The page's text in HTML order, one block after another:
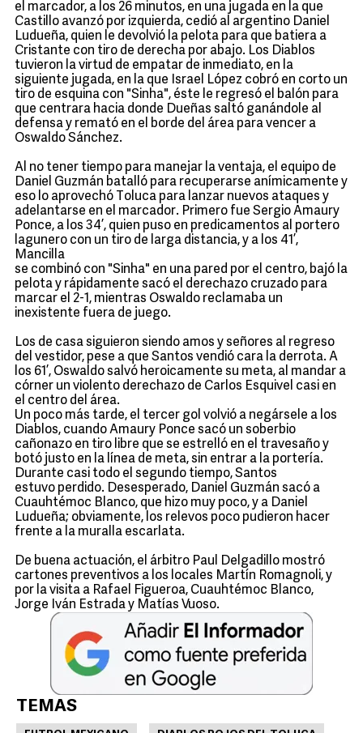
el marcador, a los 26 minutos, en una jugada en la que
Castillo avanzó por izquierda, cedió al argentino Daniel
Ludueña, quien le devolvió la pelota para que batiera a
Cristante con tiro de derecha por abajo. Los Diablos
tuvieron la virtud de empatar de inmediato, en la
siguiente jugada, en la que Israel López cobró en corto un
tiro de esquina con "Sinha", éste le regresó el balón para
que centrara hacia donde Dueñas saltó ganándole al
defensa y remató en el borde del área para vencer a
Oswaldo Sánchez.
Al no tener tiempo para manejar la ventaja, el equipo de
Daniel Guzmán batalló para recuperarse anímicamente y
eso lo aprovechó Toluca para lanzar nuevos ataques y
adelantarse en el marcador. Primero fue Sergio Amaury
Ponce, a los 34’, quien puso en predicamentos al portero
lagunero con un tiro de larga distancia, y a los 41’,
Mancilla
se combinó con "Sinha" en una pared por el centro, bajó la
pelota y rápidamente sacó el derechazo cruzado para
marcar el 2-1, mientras Oswaldo reclamaba un
inexistente fuera de juego.
Los de casa siguieron siendo amos y señores al regreso
del vestidor, pese a que Santos vendió cara la derrota. A
los 61’, Oswaldo salvó heroicamente su meta, al mandar a
córner un violento derechazo de Carlos Esquivel casi en
el centro del área.
Un poco más tarde, el tercer gol volvió a negársele a los
Diablos, cuando Amaury Ponce sacó un soberbio
cañonazo en tiro libre que se estrelló en el travesaño y
botó justo en la línea de meta, sin entrar a la portería.
Durante casi todo el segundo tiempo, Santos
estuvo perdido. Desesperado, Daniel Guzmán sacó a
Cuauhtémoc Blanco, que hizo muy poco, y a Daniel
Ludueña; obviamente, los relevos poco pudieron hacer
frente a la muralla escarlata.
De buena actuación, el árbitro Paul Delgadillo mostró
cartones preventivos a los locales Martín Romagnoli, y
por la visita a Rafael Figueroa, Cuauhtémoc Blanco,
Jorge Iván Estrada y Matías Vuoso.
TEMAS